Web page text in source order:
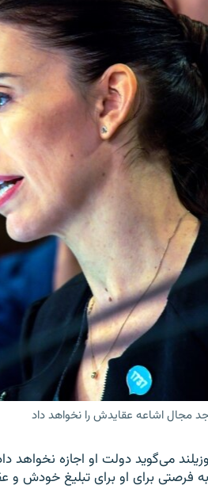
مجال اشاعه عقایدش را نخواهد داد
می‌گوید دولت او اجازه نخواهد
فرصتی برای او برای تبلیغ خودش و